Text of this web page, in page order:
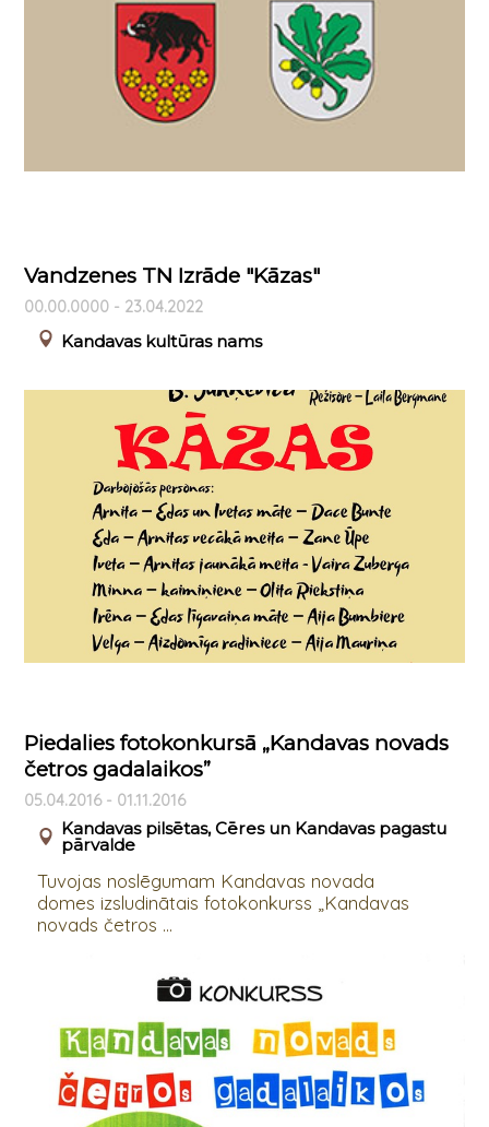
Vandzenes TN Izrāde "Kāzas"
00.00.0000 - 23.04.2022
Kandavas kultūras nams
Piedalies fotokonkursā „Kandavas novads
četros gadalaikos”
05.04.2016 - 01.11.2016
Kandavas pilsētas, Cēres un Kandavas pagastu
pārvalde
Tuvojas noslēgumam Kandavas novada
domes izsludinātais fotokonkurss „Kandavas
novads četros ...